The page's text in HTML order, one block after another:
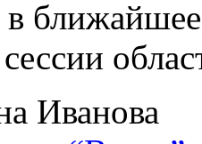
Иванова